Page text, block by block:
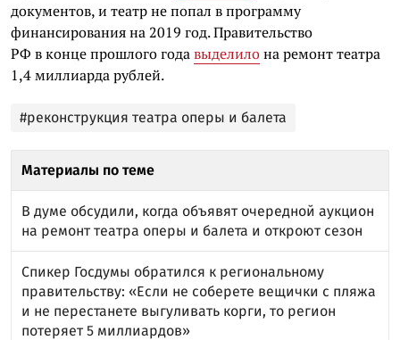
документов, и театр не попал в программу
финансирования на 2019 год. Правительство
РФ в конце прошлого годавыделилона ремонт театра
1,4 миллиарда рублей.
#реконструкция театра оперы и балета
Материалы по теме
В думе обсудили, когда объявят очередной аукцион
на ремонт театра оперы и балета и откроют сезон
Спикер Госдумы обратился к региональному
правительству: «Если не соберете вещички с пляжа
и не перестанете выгуливать корги, то регион
потеряет 5 миллиардов»